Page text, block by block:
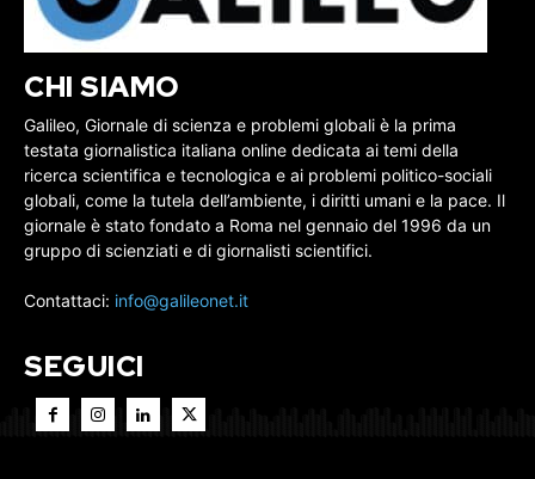
CHI SIAMO
Galileo, Giornale di scienza e problemi globali è la prima
testata giornalistica italiana online dedicata ai temi della
ricerca scientifica e tecnologica e ai problemi politico-sociali
globali, come la tutela dell’ambiente, i diritti umani e la pace. Il
giornale è stato fondato a Roma nel gennaio del 1996 da un
gruppo di scienziati e di giornalisti scientifici.
Contattaci: info@galileonet.it
SEGUICI